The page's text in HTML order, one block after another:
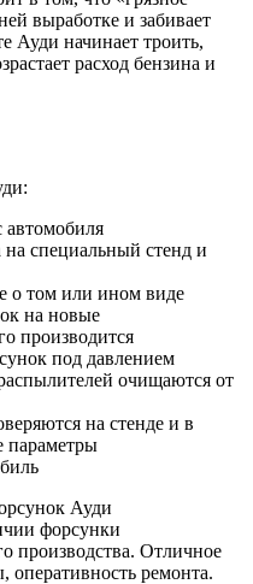
выработке и забивает
Ауди начинает троить,
расход бензина и
на специальный стенд и
о том или ином виде
на новые
производится
под давлением
очищаются от
на стенде и в
параметры
Ауди
форсунки
производства. Отличное
оперативность ремонта.